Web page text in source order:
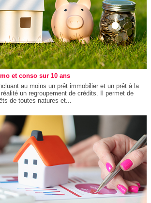
et conso sur 10 ans
au moins un prêt immobilier et un prêt à la
un regroupement de crédits. Il permet de
de toutes natures et...